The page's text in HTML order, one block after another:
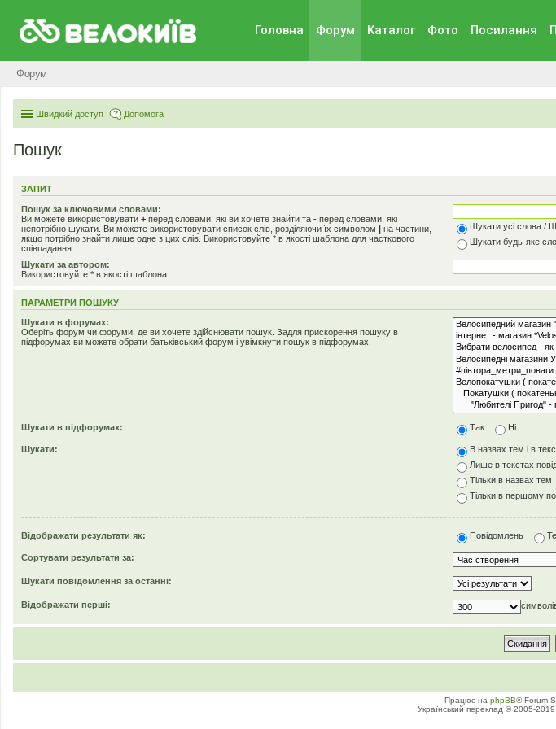
Головна Форум Каталог Фото Посилання
Форум
Швидкий доступ Допомога
Пошук
ЗАПИТ
Пошук за ключовими словами:
Ви можете використовувати + перед словами, які ви хочете знайти та - перед словами, які
непотрібно шукати. Ви можете використовувати список слів, розділяючи їх символом | на частини,
якщо потрібно знайти лише одне з цих слів. Використовуйте * в якості шаблона для часткового
співпадання.
Шукати усі слова /
Шукати будь-яке
Шукати за автором:
Використовуйте * в якості шаблона
ПАРАМЕТРИ ПОШУКУ
Шукати в форумах:
Оберіть форум чи форуми, де ви хочете здійснювати пошук. Задля прискорення пошуку в
підфорумах ви можете обрати батьківський форум і увімкнути пошук в підфорумах.
Шукати в підфорумах: Так Ні
Шукати:
В назвах тем і в
Лише в текстах
Тільки в назвах тем
Тільки в першому
Відображати результати як: Повідомлень
Сортувати результати за:
Шукати повідомлення за останні:
Відображати перші:
Працює на phpBB® Forum
Український переклад © 2005-2019